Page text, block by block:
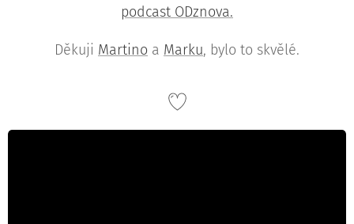
podcast ODznova.
Děkuji Martino a Marku, bylo to skvělé.